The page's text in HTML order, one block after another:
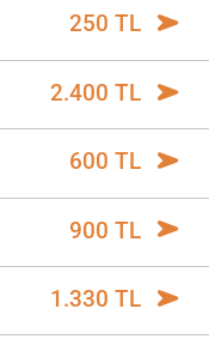
250 TL
2.400 TL
600 TL
900 TL
1.330 TL